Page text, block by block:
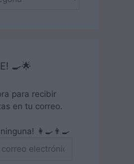
🍳🌟
para recibir
en tu correo.
👩‍🍳👨‍🍳